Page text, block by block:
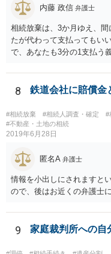
内藤 政信 弁護士
相続放棄は、3か月ゆえ、
たが代わって支払ってもい
で、あなたも3分の1支払う
払い義務があります。
8 鉄道会社に賠償金
#相続放棄 #相続人調査・確定 #
#不動産・土地の相続
2019年6月28日
匿名A 弁護士
情報を小出しにされますと
ので、後はお近くの弁護士
9 家庭裁判所への自